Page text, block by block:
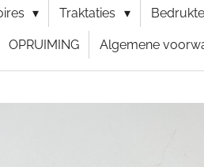
Traktaties
OPRUIMING Algemene